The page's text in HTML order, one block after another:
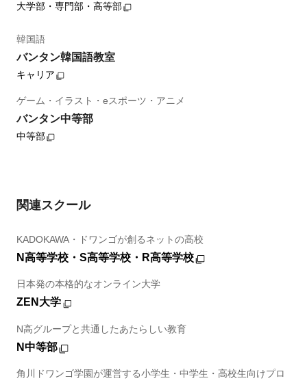
大学部・専門部・高等部
韓国語
バンタン韓国語教室
キャリア
ゲーム・イラスト・eスポーツ・アニメ
バンタン中等部
中等部
関連スクール
KADOKAWA・ドワンゴが創るネットの高校
N高等学校・S高等学校・R高等学校
日本発の本格的なオンライン大学
ZEN大学
N高グループと共通したあたらしい教育
N中等部
角川ドワンゴ学園が運営する小学生・中学生・高校生向けプロ